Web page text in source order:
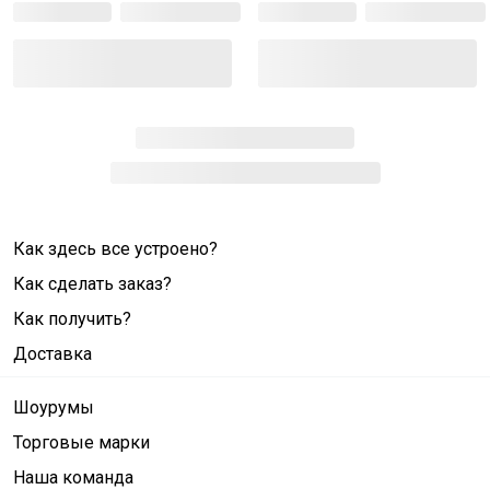
Как здесь все устроено?
Как сделать заказ?
Как получить?
Доставка
Шоурумы
Торговые марки
Наша команда